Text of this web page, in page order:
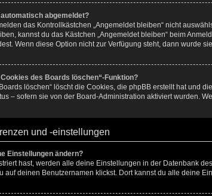
abgemeldet?
das Kontrollkästchen „Angemeldet bleiben“ nicht
kannst du das Kästchen „Angemeldet bleiben“ beim
Wenn diese Option nicht zur Verfügung steht, dann wurde
des Boards löschen“-Funktion?
löschen“ löscht die Cookies, die phpBB erstellt hat und
– sofern sie von der Board-Administration aktiviert wurden.
und -einstellungen
Einstellungen ändern?
hast, werden alle deine Einstellungen in der Datenbank
auf deinen Benutzernamen klickst. Dort kannst du alle deine